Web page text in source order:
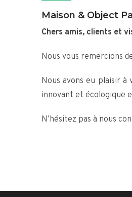
Maison & Object
Chers amis, clients et
Nous vous remercions
Nous avons eu plaisir
innovant et écologique
N’hésitez pas à nous